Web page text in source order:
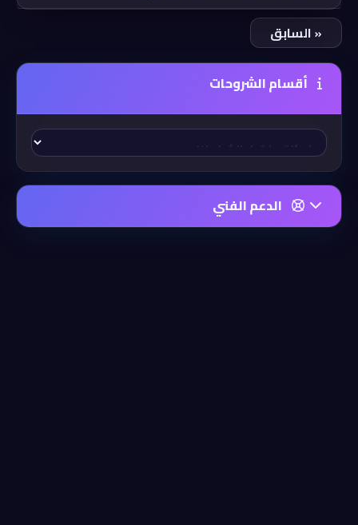
أقسام الشروحات
الدعم الفني
« السابق